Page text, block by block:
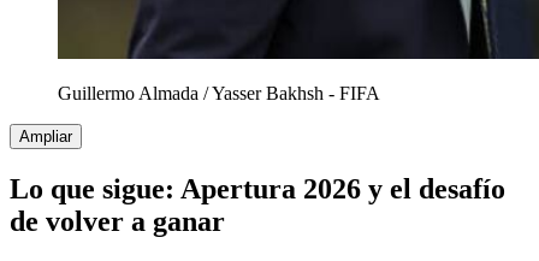
Guillermo Almada /Yasser Bakhsh - FIFA
Ampliar
Lo que sigue: Apertura 2026 y el desafío
de volver a ganar